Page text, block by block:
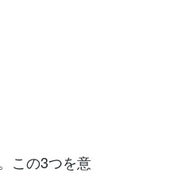
この3つを意